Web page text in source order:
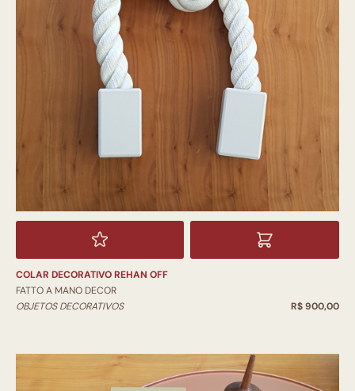
COLAR DECORATIVO REHAN OFF
FATTO A MANO DECOR
OBJETOS DECORATIVOS
R$ 900,00